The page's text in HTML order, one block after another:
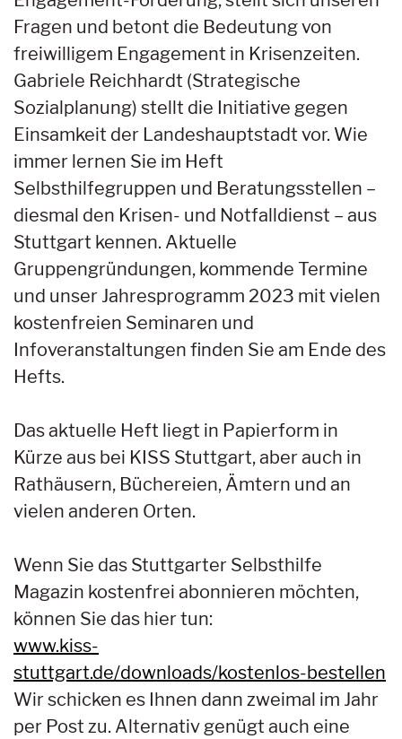
Fragen und betont die Bedeutung von
freiwilligem Engagement in Krisenzeiten.
Gabriele Reichhardt (Strategische
Sozialplanung) stellt die Initiative gegen
Einsamkeit der Landeshauptstadt vor. Wie
immer lernen Sie im Heft
Selbsthilfegruppen und Beratungsstellen –
diesmal den Krisen- und Notfalldienst – aus
Stuttgart kennen. Aktuelle
Gruppengründungen, kommende Termine
und unser Jahresprogramm 2023 mit vielen
kostenfreien Seminaren und
Infoveranstaltungen finden Sie am Ende des
Hefts.
Das aktuelle Heft liegt in Papierform in
Kürze aus bei KISS Stuttgart, aber auch in
Rathäusern, Büchereien, Ämtern und an
vielen anderen Orten.
Wenn Sie das Stuttgarter Selbsthilfe
Magazin kostenfrei abonnieren möchten,
können Sie das hier tun:
www.kiss-
stuttgart.de/downloads/kostenlos-bestellen
Wir schicken es Ihnen dann zweimal im Jahr
per Post zu. Alternativ genügt auch eine